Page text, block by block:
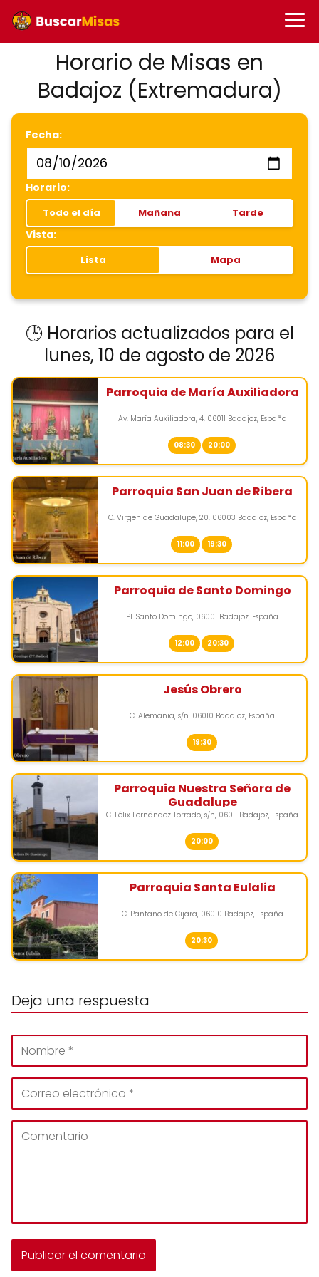
Horario de Misas en
Badajoz (Extremadura)
Fecha:
Horario:
Todo el día Mañana Tarde
Vista:
Lista Mapa
🕒 Horarios actualizados para el
lunes, 10 de agosto de 2026
Parroquia de María Auxiliadora
Av. María Auxiliadora, 4, 06011 Badajoz, España
08:30 20:00
Parroquia San Juan de Ribera
C. Virgen de Guadalupe, 20, 06003 Badajoz, España
11:00 19:30
Parroquia de Santo Domingo
Pl. Santo Domingo, 06001 Badajoz, España
12:00 20:30
Jesús Obrero
C. Alemania, s/n, 06010 Badajoz, España
19:30
Parroquia Nuestra Señora de
Guadalupe
C. Félix Fernández Torrado, s/n, 06011 Badajoz, España
20:00
Parroquia Santa Eulalia
C. Pantano de Cijara, 06010 Badajoz, España
20:30
Deja una respuesta